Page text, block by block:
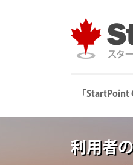
「StartPoint
利用者